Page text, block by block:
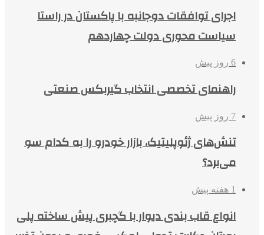
اجرای توافقات دوجانبه با پاکستان در راستا
سیاست محوری دولت چهاردهم
6 روز پیش
راهنمای تخصصی انتخاب گیربکس صنعتی
7 روز پیش
تنش‌های ژئوپلیتیک، بازار خودرو را به کدام سو
می‌برد؟
1 هفته پیش
انواع قاب بندی دیوار با گچبری پیش ساخته پلی